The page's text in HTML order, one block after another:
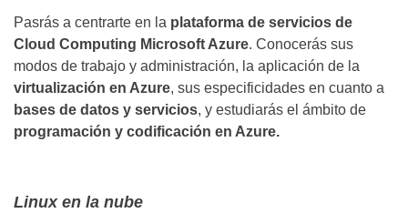
Pasrás a centrarte en la plataforma de servicios de
Cloud Computing Microsoft Azure. Conocerás sus
modos de trabajo y administración, la aplicación de la
virtualización en Azure, sus especificidades en cuanto a
bases de datos y servicios, y estudiarás el ámbito de
programación y codificación en Azure.
Linux en la nube